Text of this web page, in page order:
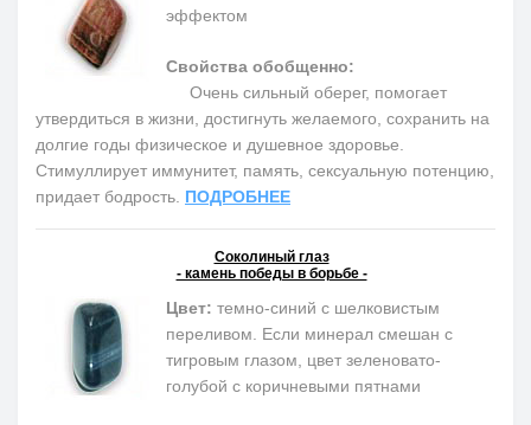
эффектом
Свойства обобщенно:
Очень сильный оберег, помогает
утвердиться в жизни, достигнуть желаемого, сохранить на
долгие годы физическое и душевное здоровье.
Cтимуллирует иммунитет, память, сексуальную потенцию,
придает бодрость. ПОДРОБНЕЕ
Соколиный глаз
- камень победы в борьбе -
Цвет: темно-синий с шелковистым
переливом. Если минерал смешан с
тигровым глазом, цвет зеленовато-
голубой с коричневыми пятнами